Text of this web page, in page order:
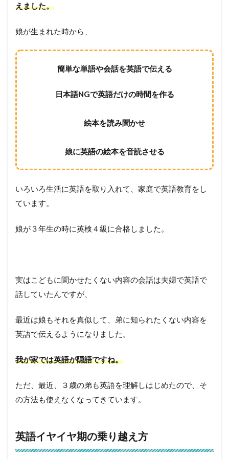
えました。
娘が生まれた時から、
簡単な単語や会話を英語で伝える
日本語NGで英語だけの時間を作る
絵本を読み聞かせ
娘に英語の絵本を音読させる
いろいろ生活に英語を取り入れて、家庭で英語教育をし
ています。
娘が３年生の時に英検４級に合格しました。
実はこどもに聞かせたくない内容の会話は夫婦で英語で
話していたんですが、
最近は娘もそれを真似して、弟に知られたくない内容を
英語で伝えるようになりました。
我が家では英語が隠語ですね。
ただ、最近、３歳の弟も英語を理解しはじめたので、そ
の方法も使えなくなってきています。
英語イヤイヤ期の乗り越え方